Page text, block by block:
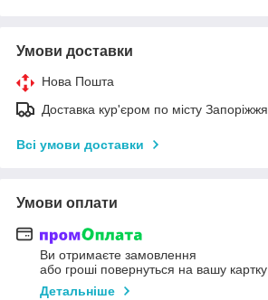
Умови доставки
Нова Пошта
Доставка кур'єром по місту Запоріжжя
Всі умови доставки
Умови оплати
Ви отримаєте замовлення
або гроші повернуться на вашу картку
Детальніше